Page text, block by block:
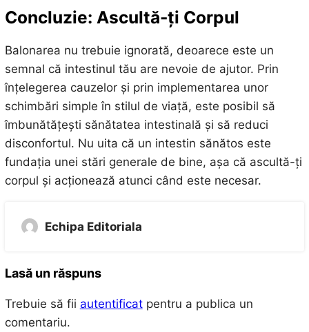
Concluzie: Ascultă-ți Corpul
Balonarea nu trebuie ignorată, deoarece este un
semnal că intestinul tău are nevoie de ajutor. Prin
înțelegerea cauzelor și prin implementarea unor
schimbări simple în stilul de viață, este posibil să
îmbunătățești sănătatea intestinală și să reduci
disconfortul. Nu uita că un intestin sănătos este
fundația unei stări generale de bine, așa că ascultă-ți
corpul și acționează atunci când este necesar.
Echipa Editoriala
Lasă un răspuns
Trebuie să fii autentificatpentru a publica un
comentariu.